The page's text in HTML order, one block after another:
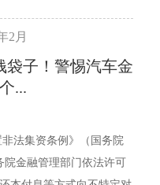
2月
袋子！警惕汽车金
...
法集资条例》（国务院
院金融管理部门依法许可